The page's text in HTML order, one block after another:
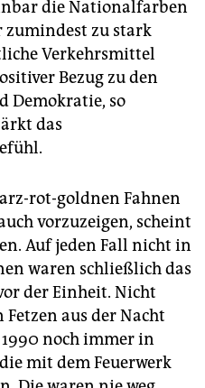
die Nationalfarben
zumindest zu stark
Verkehrsmittel
Bezug zu den
Demokratie, so
das
rot-goldnen Fahnen
vorzuzeigen, scheint
Auf jeden Fall nicht in
waren schließlich das
der Einheit. Nicht
aus der Nacht
noch immer in
mit dem Feuerwerk